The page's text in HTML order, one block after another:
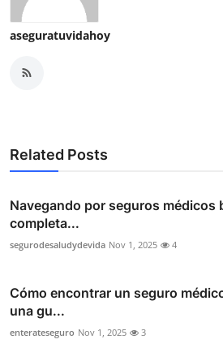
aseguratuvidahoy
Related Posts
Navegando por seguros médicos
completa...
segurodesaludydevida Nov 1, 2025 4
Cómo encontrar un seguro
una gu...
enterateseguro Nov 1, 2025 3